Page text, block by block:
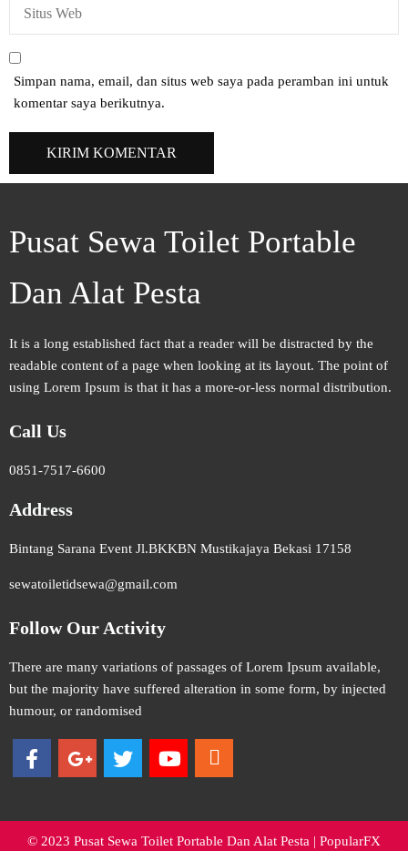
Simpan nama, email, dan situs web saya pada peramban ini untuk
komentar saya berikutnya.
Pusat Sewa Toilet Portable
Dan Alat Pesta
It is a long established fact that a reader will be distracted by the
readable content of a page when looking at its layout. The point of
using Lorem Ipsum is that it has a more-or-less normal distribution.
Call Us
0851-7517-6600
Address
Bintang Sarana Event Jl.BKKBN Mustikajaya Bekasi 17158
sewatoiletidsewa@gmail.com
Follow Our Activity
There are many variations of passages of Lorem Ipsum available,
but the majority have suffered alteration in some form, by injected
humour, or randomised
© 2023 Pusat Sewa Toilet Portable Dan Alat Pesta | PopularFX